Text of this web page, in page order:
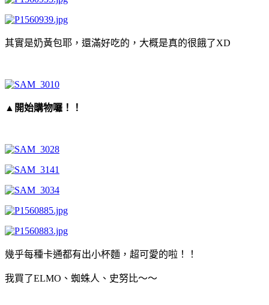
其實是奶黃包耶，還滿好吃的，大概是真的很餓了XD
▲開始購物囉！！
幾乎每種卡通都有出小杯麵，超可愛的啦！！
我買了ELMO、蜘蛛人、史努比～～